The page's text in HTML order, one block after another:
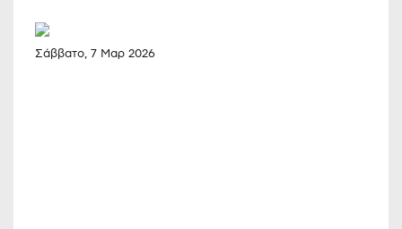
Σάββατο, 7 Μαρ 2026